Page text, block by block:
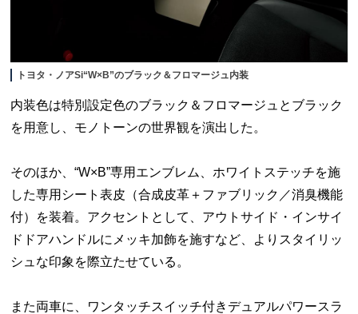
トヨタ・ノアSi“W×B”のブラック＆フロマージュ内装
内装色は特別設定色のブラック＆フロマージュとブラック
を用意し、モノトーンの世界観を演出した。
そのほか、“W×B”専用エンブレム、ホワイトステッチを施
した専用シート表皮（合成皮革＋ファブリック／消臭機能
付）を装着。アクセントとして、アウトサイド・インサイ
ドドアハンドルにメッキ加飾を施すなど、よりスタイリッ
シュな印象を際立たせている。
また両車に、ワンタッチスイッチ付きデュアルパワースラ